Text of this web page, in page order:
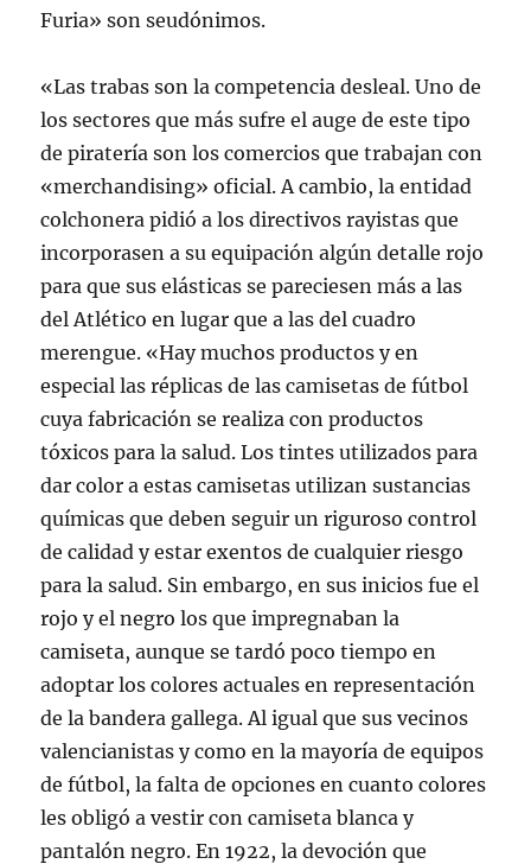
Furia» son seudónimos.
«Las trabas son la competencia desleal. Uno de
los sectores que más sufre el auge de este tipo
de piratería son los comercios que trabajan con
«merchandising» oficial. A cambio, la entidad
colchonera pidió a los directivos rayistas que
incorporasen a su equipación algún detalle rojo
para que sus elásticas se pareciesen más a las
del Atlético en lugar que a las del cuadro
merengue. «Hay muchos productos y en
especial las réplicas de las camisetas de fútbol
cuya fabricación se realiza con productos
tóxicos para la salud. Los tintes utilizados para
dar color a estas camisetas utilizan sustancias
químicas que deben seguir un riguroso control
de calidad y estar exentos de cualquier riesgo
para la salud. Sin embargo, en sus inicios fue el
rojo y el negro los que impregnaban la
camiseta, aunque se tardó poco tiempo en
adoptar los colores actuales en representación
de la bandera gallega. Al igual que sus vecinos
valencianistas y como en la mayoría de equipos
de fútbol, la falta de opciones en cuanto colores
les obligó a vestir con camiseta blanca y
pantalón negro. En 1922, la devoción que